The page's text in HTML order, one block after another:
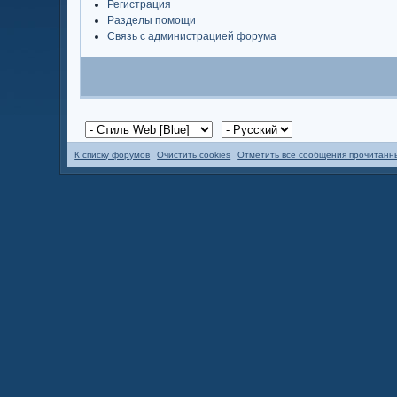
Регистрация
Разделы помощи
Связь с администрацией форума
К списку форумов Очистить cookies Отметить все сообщения